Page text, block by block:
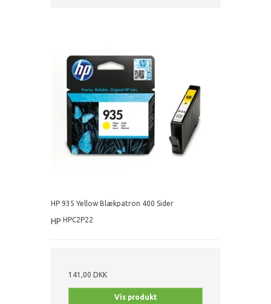
HP 935 Yellow Blækpatron 400 Sider
HP HPC2P22
141,00 DKK
Vis produkt